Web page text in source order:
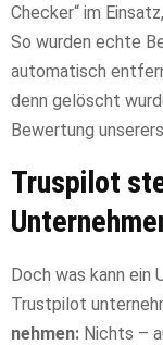
Checker“ im
So wurden echte
automatisch
denn gelöscht
Bewertung
Truspilot
Doch was kann ein
Trustpilot
nehmen: Nichts –